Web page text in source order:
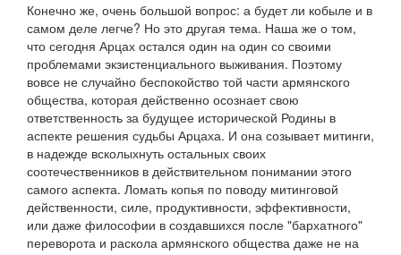
Конечно же, очень большой вопрос: а будет ли кобыле и в
самом деле легче? Но это другая тема. Наша же о том,
что сегодня Арцах остался один на один со своими
проблемами экзистенциального выживания. Поэтому
вовсе не случайно беспокойство той части армянского
общества, которая действенно осознает свою
ответственность за будущее исторической Родины в
аспекте решения судьбы Арцаха. И она созывает митинги,
в надежде всколыхнуть остальных своих
соотечественников в действительном понимании этого
самого аспекта. Ломать копья по поводу митинговой
действенности, силе, продуктивности, эффективности,
или даже философии в создавшихся после "бархатного"
переворота и раскола армянского общества даже не на